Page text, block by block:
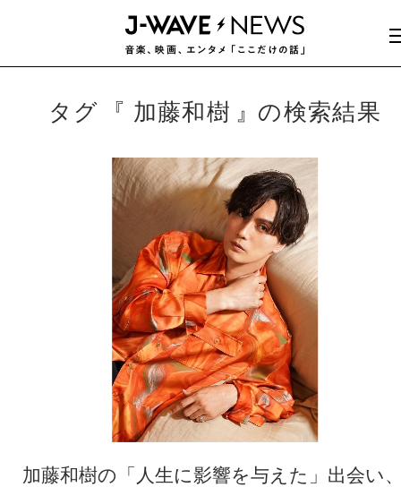
タグ 加藤和樹 の検索結果
加藤和樹の「人生に影響を与えた」出会い